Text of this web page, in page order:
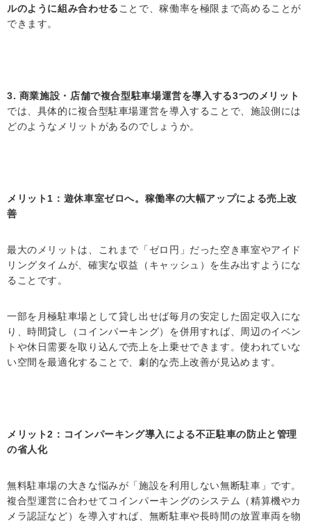
ルのように組み合わせる ことで、稼働率を極限まで高めることが
できます。
3. 商業施設・店舗で複合型駐車場運営を導入する3つのメリット
では、具体的に複合型駐車場運営を導入することで、施設側には
どのようなメリットがあるのでしょうか。
メリット1：遊休車室ゼロへ。稼働率の大幅アップによる売上改
善
最大のメリットは、これまで「ゼロ円」だった空き車室やアイド
リングタイムが、確実な収益（キャッシュ）を生み出すようにな
ることです。
一部を月極駐車場として貸し出せば毎月の安定した固定収入にな
り、時間貸し（コインパーキング）を併用すれば、周辺のイベン
トや休日需要を取り込んで売上を上乗せできます。使われていな
い空間を最適化することで、劇的な売上改善が見込めます。
メリット2：コインパーキング導入による不正駐車の防止と管理
の省人化
無料駐車場の大きな悩みが「施設を利用しない無断駐車」です。
複合型運営に合わせてコインパーキングのシステム（精算機やカ
メラ認証など）を導入すれば、無断駐車や長時間の放置車両を物